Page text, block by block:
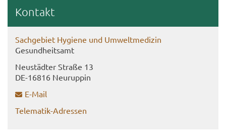
Kon­takt
Sach­ge­biet Hy­gie­ne und Um­welt­me­di­zin
Ge­sund­heits­amt
Neu­städ­ter Stra­ße 13
DE-​16816 Neu­rup­pin
E-​Mail
Telematik-​Adressen